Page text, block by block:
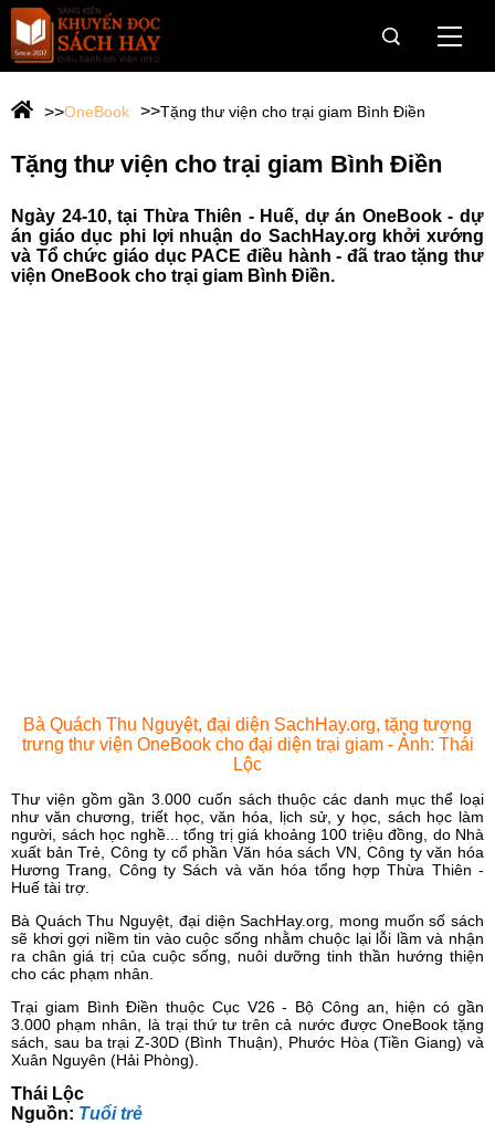
Trang Chủ
OneBook
Câu chuyện dân trí cho vùng khó
OneBook Tặng thư viện cho trại giam Bình Điền
Tặng thư viện cho trại giam Bình Điền
Ngày 24-10, tại Thừa Thiên - Huế, dự án OneBook - dự
án giáo dục phi lợi nhuận do SachHay.org khởi xướng
và Tổ chức giáo dục PACE điều hành - đã trao tặng thư
viện OneBook cho trại giam Bình Điền.
Bà Quách Thu Nguyệt, đại diện SachHay.org, tặng tượng
trưng thư viện OneBook cho đại diện trại giam - Ảnh: Thái
Lộc
Thư viện gồm gần 3.000 cuốn sách thuộc các danh mục thể loại
như văn chương, triết học, văn hóa, lịch sử, y học, sách học làm
người, sách học nghề... tổng trị giá khoảng 100 triệu đồng, do Nhà
xuất bản Trẻ, Công ty cổ phần Văn hóa sách VN, Công ty văn hóa
Hương Trang, Công ty Sách và văn hóa tổng hợp Thừa Thiên -
Huế tài trợ.
Bà Quách Thu Nguyệt, đại diện SachHay.org, mong muốn số sách
sẽ khơi gợi niềm tin vào cuộc sống nhằm chuộc lại lỗi lầm và nhận
ra chân giá trị của cuộc sống, nuôi dưỡng tinh thần hướng thiện
cho các phạm nhân.
Trại giam Bình Điền thuộc Cục V26 - Bộ Công an, hiện có gần
3.000 phạm nhân, là trại thứ tư trên cả nước được OneBook tặng
sách, sau ba trại Z-30D (Bình Thuận), Phước Hòa (Tiền Giang) và
Xuân Nguyên (Hải Phòng).
Thái Lộc
Nguồn: Tuổi trẻ